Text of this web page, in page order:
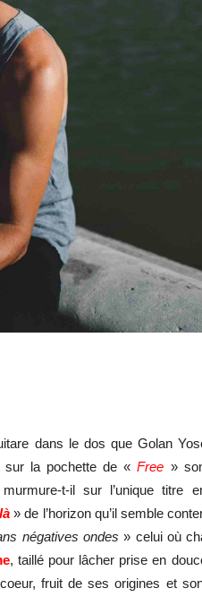
dans le dos que Golan
sur la pochette de «Free »
t-il sur l’unique titre
» de l’horizon qu’il semble
négatives ondes » celui où
, taillé pour lâcher prise en
fruit de ses origines et